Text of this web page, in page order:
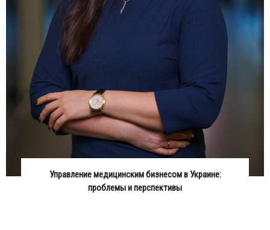
Управление медицинским бизнесом в Украине:
проблемы и перспективы